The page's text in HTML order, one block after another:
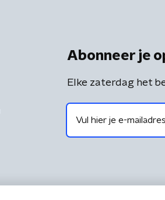
Abonneer je
Elke zaterdag het